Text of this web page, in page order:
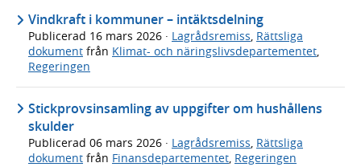
Vindkraft i kommuner – intäktsdelning
Publicerad 16 mars 2026 · Lagrådsremiss, Rättsliga
dokument från Klimat- och näringslivsdepartementet,
Regeringen
Stickprovsinsamling av uppgifter om hushållens
skulder
Publicerad 06 mars 2026 · Lagrådsremiss, Rättsliga
dokument från Finansdepartementet, Regeringen